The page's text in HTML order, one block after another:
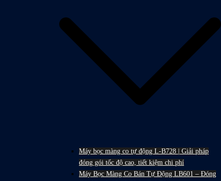
Máy bọc màng co tự động L-B728 | Giải pháp
đóng gói tốc độ cao, tiết kiệm chi phí
Máy Bọc Màng Co Bán Tự Động LB601 – Đóng